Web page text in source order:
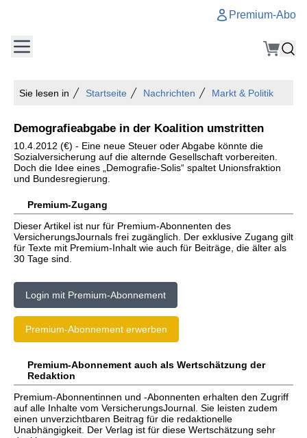
Premium-Abo
Sie lesen in Startseite Nachrichten Markt & Politik
Demografieabgabe in der Koalition umstritten
10.4.2012 (€) - Eine neue Steuer oder Abgabe könnte die
Sozialversicherung auf die alternde Gesellschaft vorbereiten.
Doch die Idee eines „Demografie-Solis“ spaltet Unionsfraktion
und Bundesregierung.
Premium-Zugang
Dieser Artikel ist nur für Premium-Abonnenten des
VersicherungsJournals frei zugänglich. Der exklusive Zugang gilt
für Texte mit Premium-Inhalt wie auch für Beiträge, die älter als
30 Tage sind.
Login mit Premium-Abonnement
Premium-Abonnement erwerben
Premium-Abonnement auch als Wertschätzung der
Redaktion
Premium-Abonnentinnen und -Abonnenten erhalten den Zugriff
auf alle Inhalte vom VersicherungsJournal. Sie leisten zudem
einen unverzichtbaren Beitrag für die redaktionelle
Unabhängigkeit. Der Verlag ist für diese Wertschätzung sehr